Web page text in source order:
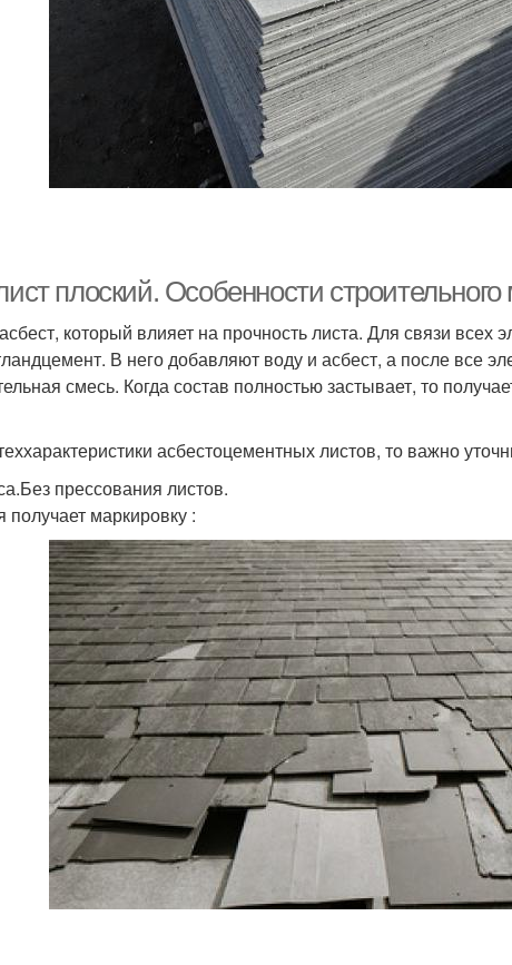
плоский. Особенности строительного
который влияет на прочность листа. Для связи всех
В него добавляют воду и асбест, а после все
смесь. Когда состав полностью застывает, то
асбестоцементных листов, то важно
прессования листов.
получает маркировку :